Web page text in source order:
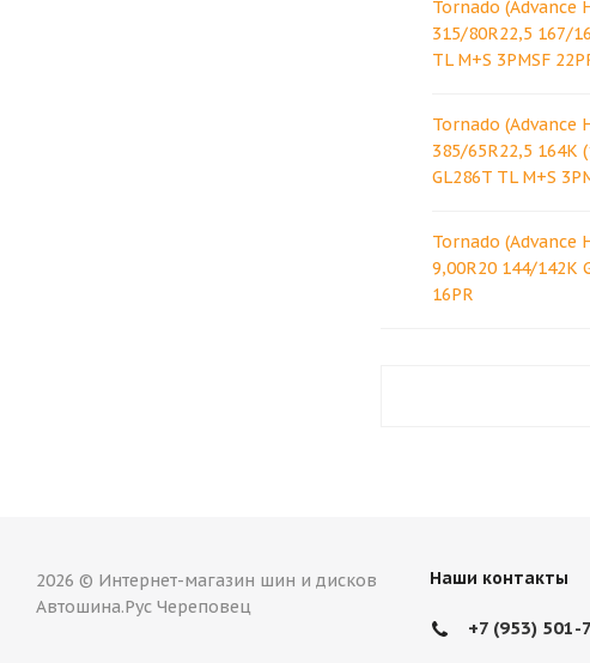
Tornado (Advance
315/80R22,5 167/
TL M+S 3PMSF
Tornado (Advance
385/65R22,5 164K
GL286T TL M+S
Tornado (Advance
9,00R20 144/142K
16PR
2026 © Интернет-магазин шин и дисков
Автошина.Рус Череповец
Наши контакты
+7 (953) 501-